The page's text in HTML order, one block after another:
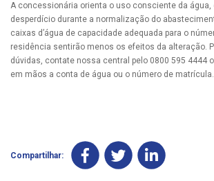
A concessionária orienta o uso consciente da água,
desperdício durante a normalização do
caixas d’água de capacidade adequada para o
residência sentirão menos os efeitos da alteração.
dúvidas, contate nossa central pelo 0800 595 4444
em mãos a conta de água ou o número de matrícula.
Compartilhar: